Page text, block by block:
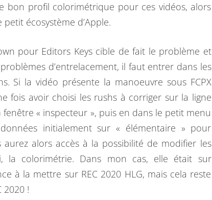
É
E
bon profil colorimétrique pour ces vidéos, alors
écosystème d’Apple.
pour Editors Keys cible de fait le problème et
d’entrelacement, il faut entrer dans les
Si la vidéo présente la manoeuvre sous FCPX
fois avoir choisi les rushs à corriger sur la ligne
« inspecteur », puis en dans le petit menu
initialement sur « élémentaire » pour
aurez alors accès à la possibilité de modifier les
la colorimétrie. Dans mon cas, elle était sur
à la mettre sur REC 2020 HLG, mais cela reste
2020 !